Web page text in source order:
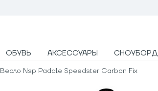
ОБУВЬ АКСЕССУАРЫ СНОУБОРД
Весло Nsp Paddle Speedster Carbon Fix